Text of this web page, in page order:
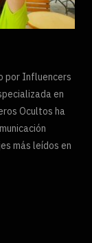
por Influencers
en
Ocultos ha
más leídos en